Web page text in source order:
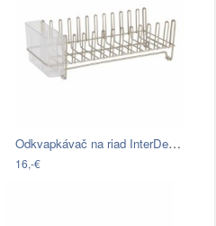
Odkvapkávač na riad InterDesign…
16,-€